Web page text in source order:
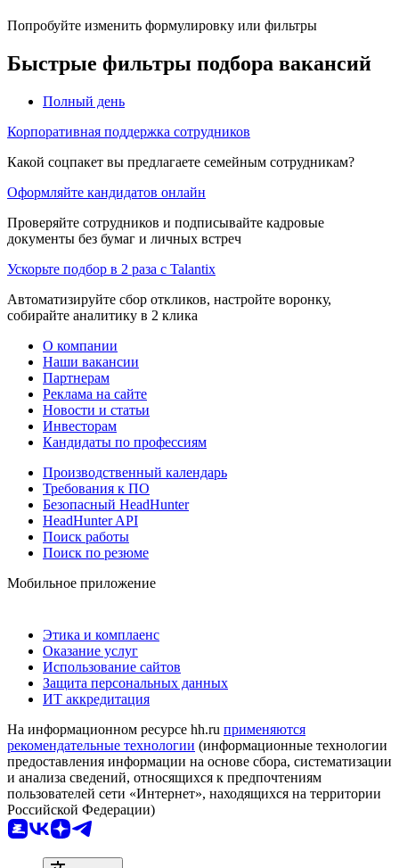
Попробуйте изменить формулировку или фильтры
Быстрые фильтры подбора вакансий
Полный день
Корпоративная поддержка сотрудников
Какой соцпакет вы предлагаете семейным сотрудникам?
Оформляйте кандидатов онлайн
Проверяйте сотрудников и подписывайте кадровые
документы без бумаг и личных встреч
Ускорьте подбор в 2 раза с Talantix
Автоматизируйте сбор откликов, настройте воронку,
собирайте аналитику в 2 клика
О компании
Наши вакансии
Партнерам
Реклама на сайте
Новости и статьи
Инвесторам
Кандидаты по профессиям
Производственный календарь
Требования к ПО
Безопасный HeadHunter
HeadHunter API
Поиск работы
Поиск по резюме
Мобильное приложение
Этика и комплаенс
Оказание услуг
Использование сайтов
Защита персональных данных
ИТ аккредитация
На информационном ресурсе hh.ru применяются
рекомендательные технологии (информационные технологии
предоставления информации на основе сбора, систематизации
и анализа сведений, относящихся к предпочтениям
пользователей сети «Интернет», находящихся на территории
Российской Федерации)